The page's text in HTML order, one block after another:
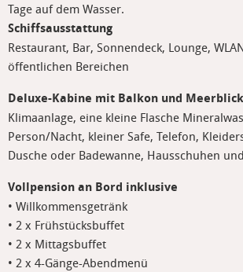
Tage auf dem Wasser.
Schiffsausstattung
Restaurant, Bar, Sonnendeck, Lounge,
öffentlichen Bereichen
Deluxe-Kabine mit Balkon und Meerblick
Klimaanlage, eine kleine Flasche
Person/Nacht, kleiner Safe, Telefon,
Dusche oder Badewanne, Hausschuhen
Vollpension an Bord inklusive
• Willkommensgetränk
• 2 x Frühstücksbuffet
• 2 x Mittagsbuffet
• 2 x 4-Gänge-Abendmenü